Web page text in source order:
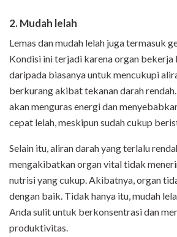
2. Mudah lelah
Lemas dan mudah lelah juga termasuk
Kondisi ini terjadi karena organ bekerja
daripada biasanya untuk mencukupi
berkurang akibat tekanan darah
akan menguras energi dan
cepat lelah, meskipun sudah cukup
Selain itu, aliran darah yang terlalu
mengakibatkan organ vital tidak
nutrisi yang cukup. Akibatnya, organ
dengan baik. Tidak hanya itu, mudah
Anda sulit untuk berkonsentrasi dan
produktivitas.